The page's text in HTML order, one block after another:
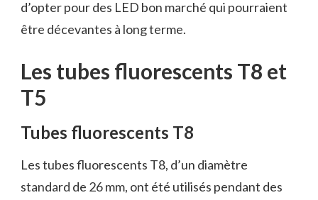
d’opter pour des LED bon marché qui pourraient
être décevantes à long terme.
Les tubes fluorescents T8 et
T5
Tubes fluorescents T8
Les tubes fluorescents T8, d’un diamètre
standard de 26 mm, ont été utilisés pendant des